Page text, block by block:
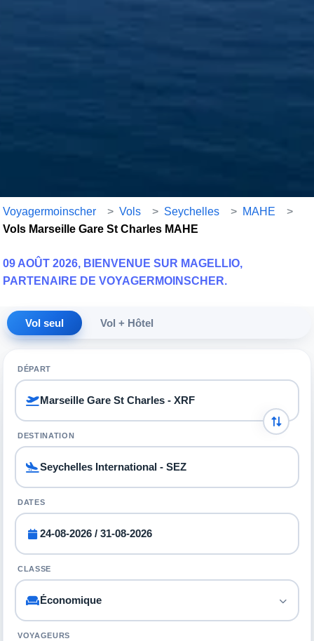
Voyagermoinscher > Vols > Seychelles > MAHE
>
Vols Marseille Gare St Charles MAHE
09 AOÛT 2026, BIENVENUE SUR MAGELLIO,
PARTENAIRE DE VOYAGERMOINSCHER.
Vol seul Vol + Hôtel
DÉPART
DESTINATION
DATES
CLASSE
VOYAGEURS